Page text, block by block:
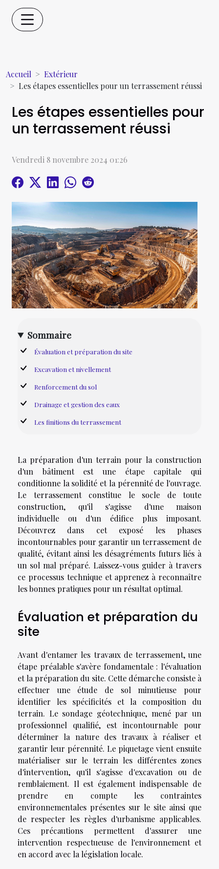
Accueil
Extérieur
Les étapes essentielles pour un terrassement réussi
Les étapes essentielles pour
un terrassement réussi
Vendredi 8 novembre 2024 01:26
Sommaire
Évaluation et préparation du site
Excavation et nivellement
Renforcement du sol
Drainage et gestion des eaux
Les finitions du terrassement
La préparation d'un terrain pour la construction
d'un bâtiment est une étape capitale qui
conditionne la solidité et la pérennité de l'ouvrage.
Le terrassement constitue le socle de toute
construction, qu'il s'agisse d'une maison
individuelle ou d'un édifice plus imposant.
Découvrez dans cet exposé les phases
incontournables pour garantir un terrassement de
qualité, évitant ainsi les désagréments futurs liés à
un sol mal préparé. Laissez-vous guider à travers
ce processus technique et apprenez à reconnaître
les bonnes pratiques pour un résultat optimal.
Évaluation et préparation du
site
Avant d'entamer les travaux de terrassement, une
étape préalable s'avère fondamentale : l'évaluation
et la préparation du site. Cette démarche consiste à
effectuer une étude de sol minutieuse pour
identifier les spécificités et la composition du
terrain. Le sondage géotechnique, mené par un
professionnel qualifié, est incontournable pour
déterminer la nature des travaux à réaliser et
garantir leur pérennité. Le piquetage vient ensuite
matérialiser sur le terrain les différentes zones
d'intervention, qu'il s'agisse d'excavation ou de
remblaiement. Il est également indispensable de
prendre en compte les contraintes
environnementales présentes sur le site ainsi que
de respecter les règles d'urbanisme applicables.
Ces précautions permettent d'assurer une
intervention respectueuse de l'environnement et
en accord avec la législation locale.